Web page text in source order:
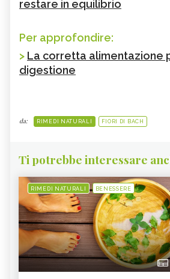
restare in equilibrio
Per approfondire:
> La corretta alimentazione
digestione
da: RIMEDI NATURALI FIORI DI BACH
Ti potrebbe interessare
RIMEDI NATURALI BENESSERE